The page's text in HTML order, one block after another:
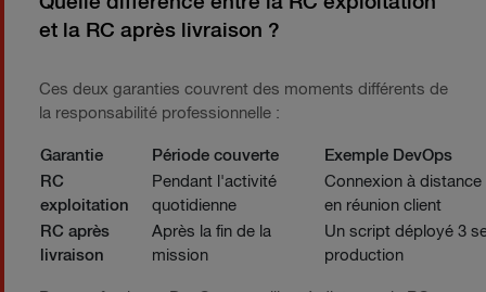
et la RC après livraison ?
Ces deux garanties couvrent des moments différents de
la responsabilité professionnelle :
Garantie Période couverte
Exemple DevOps
RC
exploitation
Pendant l'activité
quotidienne
Connexion à
en réunion client
RC après
livraison
Après la fin de la
mission
Un script déployé 3
production